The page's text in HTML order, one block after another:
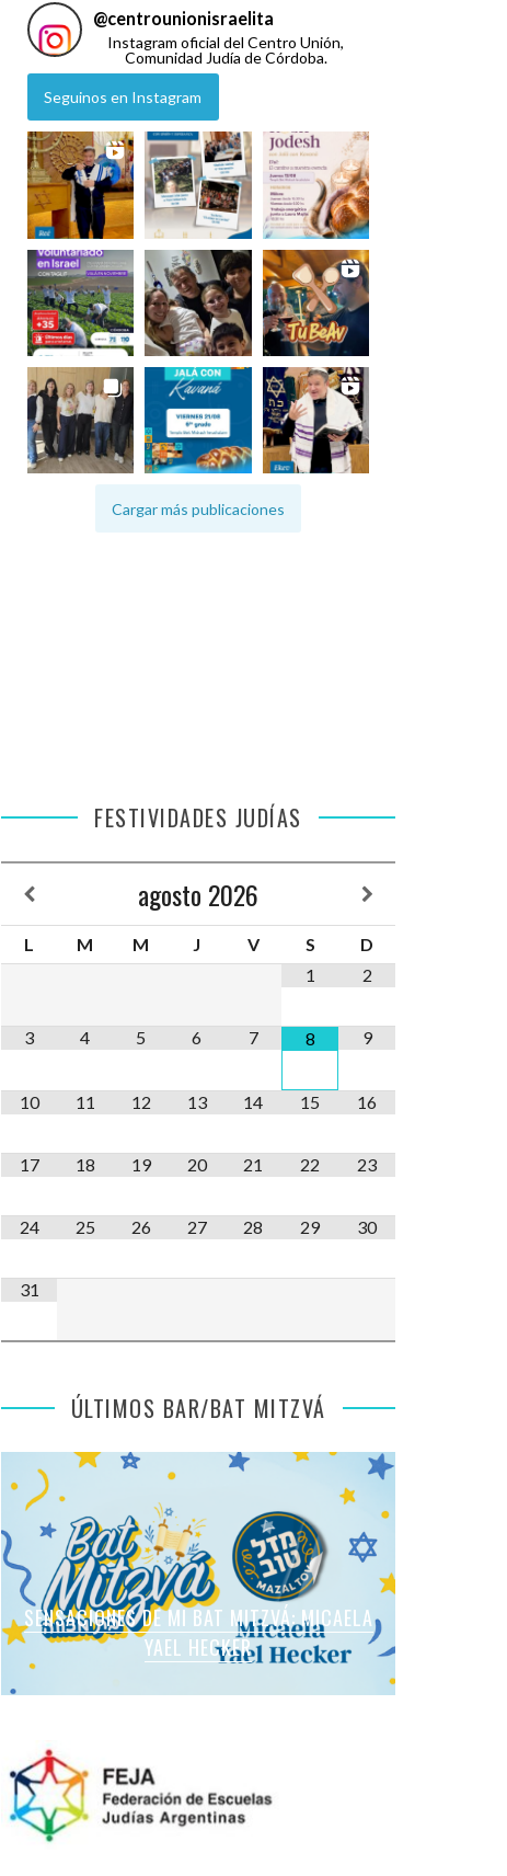
@centrounionisraelita
Instagram oficial del Centro Unión,
Comunidad Judía de Córdoba.
Seguinos en Instagram
Cargar más publicaciones
FESTIVIDADES JUDÍAS
agosto 2026
L M M J V S
D
1
2
3 4 5 6 7 8 9
10 11 12 13 14 15 16
17 18 19 20 21 22 23
24 25 26 27 28 29 30
31
ÚLTIMOS BAR/BAT MITZVÁ
SENSACIONES DE MI BAT MITZVÁ: MICAELA
YAEL HECKER
SENSACIONES DE MI BAT MITZVÁ: MARTINA
SOL LEVY
SENSACIONES DE MI BAT MITZVÁ: MICAELA
ROMANO APFELBAUM
SENSACIONES DE MI BAT MITZVÁ: VIOLETA
LIEBMAN
SENSACIONES EN MI BAR MITZVÁ: VITALI
GUIDA